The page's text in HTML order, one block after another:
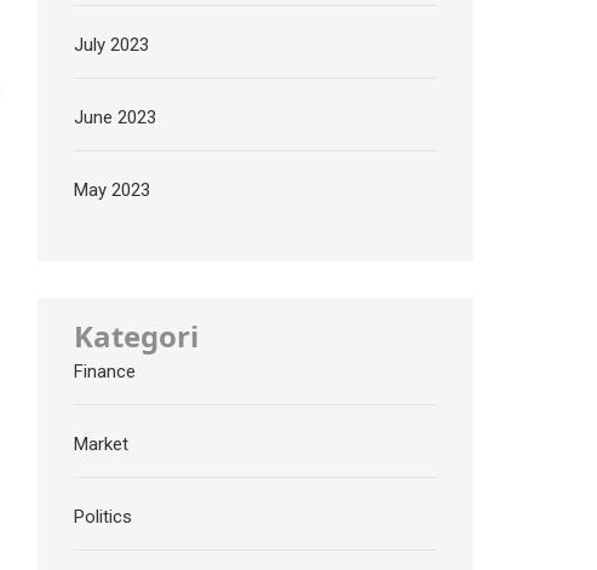
July 2023
June 2023
May 2023
Kategori
Finance
Market
Politics